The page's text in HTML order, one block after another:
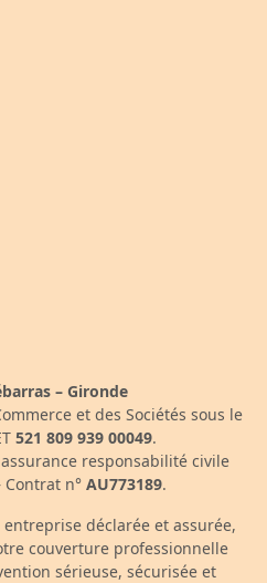
– Gironde
et des Sociétés sous le
521 809 939 00049.
responsabilité civile
n° AU773189.
déclarée et assurée,
couverture professionnelle
sérieuse, sécurisée et